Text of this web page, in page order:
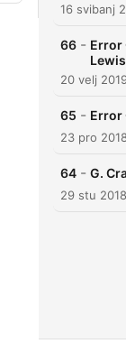
16 svibanj
66 - Error
20 velj
65 - Error
23 pro
64 - G.
29 stu 2018